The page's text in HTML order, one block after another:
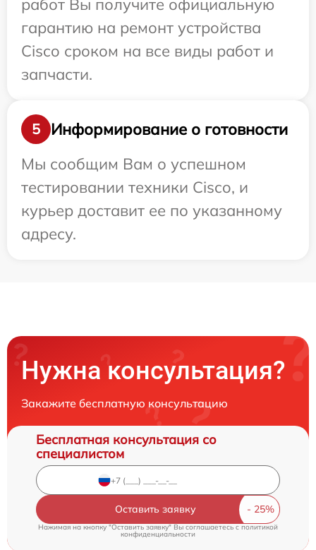
работ Вы получите официальную
гарантию на ремонт устройства
Cisco сроком на все виды работ и
запчасти.
5
Информирование о готовности
Мы сообщим Вам о успешном
тестировании техники Cisco, и
курьер доставит ее по указанному
адресу.
Нужна консультация?
Закажите бесплатную консультацию
Бесплатная консультация со
специалистом
Оставить заявку
Нажимая на кнопку "Оставить заявку" Вы соглашаетесь cполитикой
конфиденциальности